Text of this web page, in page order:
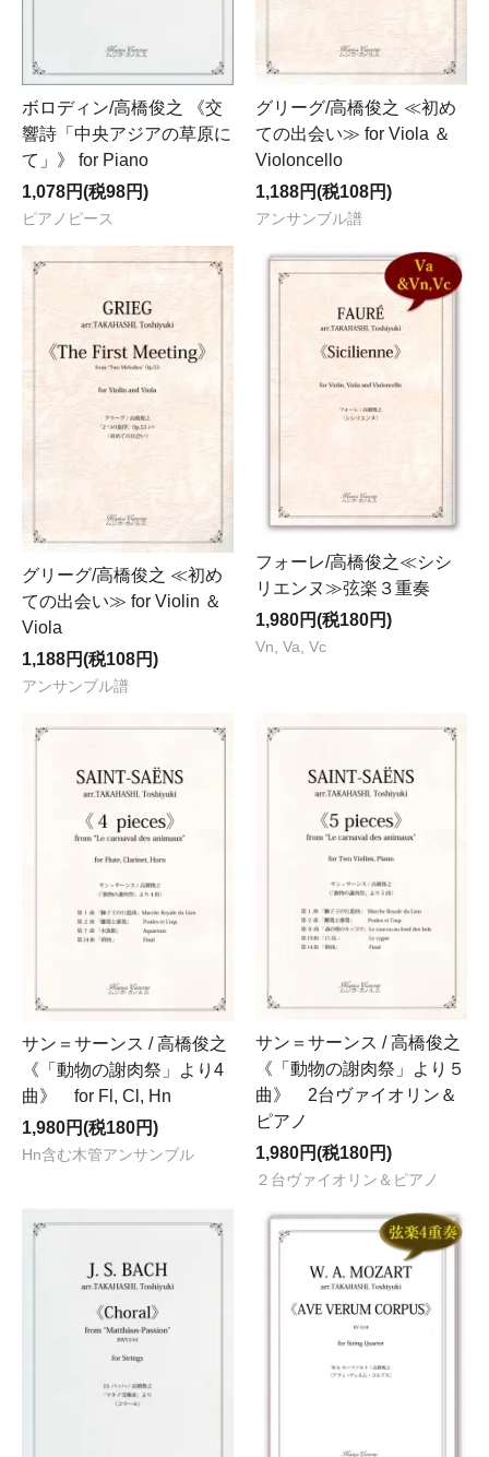
ボロディン/高橋俊之 《交
響詩「中央アジアの草原に
て」》 for Piano
1,078円(税98円)
ピアノピース
グリーグ/高橋俊之 ≪初め
ての出会い≫ for Viola ＆
Violoncello
1,188円(税108円)
アンサンブル譜
グリーグ/高橋俊之 ≪初め
ての出会い≫ for Violin ＆
Viola
1,188円(税108円)
アンサンブル譜
フォーレ/高橋俊之≪シシ
リエンヌ≫弦楽３重奏
1,980円(税180円)
Vn, Va, Vc
サン＝サーンス / 高橋俊之
《「動物の謝肉祭」より4
曲》 for Fl, Cl, Hn
1,980円(税180円)
Hn含む木管アンサンブル
サン＝サーンス / 高橋俊之
《「動物の謝肉祭」より５
曲》 2台ヴァイオリン＆
ピアノ
1,980円(税180円)
２台ヴァイオリン＆ピアノ